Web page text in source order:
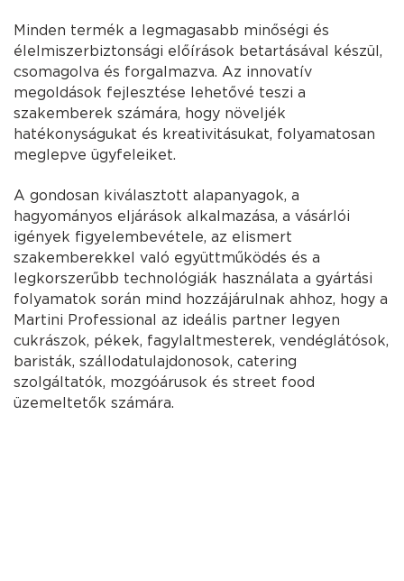
Minden termék a legmagasabb minőségi és
élelmiszerbiztonsági előírások betartásával készül,
csomagolva és forgalmazva. Az innovatív
megoldások fejlesztése lehetővé teszi a
szakemberek számára, hogy növeljék
hatékonyságukat és kreativitásukat, folyamatosan
meglepve ügyfeleiket.
A gondosan kiválasztott alapanyagok, a
hagyományos eljárások alkalmazása, a vásárlói
igények figyelembevétele, az elismert
szakemberekkel való együttműködés és a
legkorszerűbb technológiák használata a gyártási
folyamatok során mind hozzájárulnak ahhoz, hogy a
Martini Professional az ideális partner legyen
cukrászok, pékek, fagylaltmesterek, vendéglátósok,
baristák, szállodatulajdonosok, catering
szolgáltatók, mozgóárusok és street food
üzemeltetők számára.